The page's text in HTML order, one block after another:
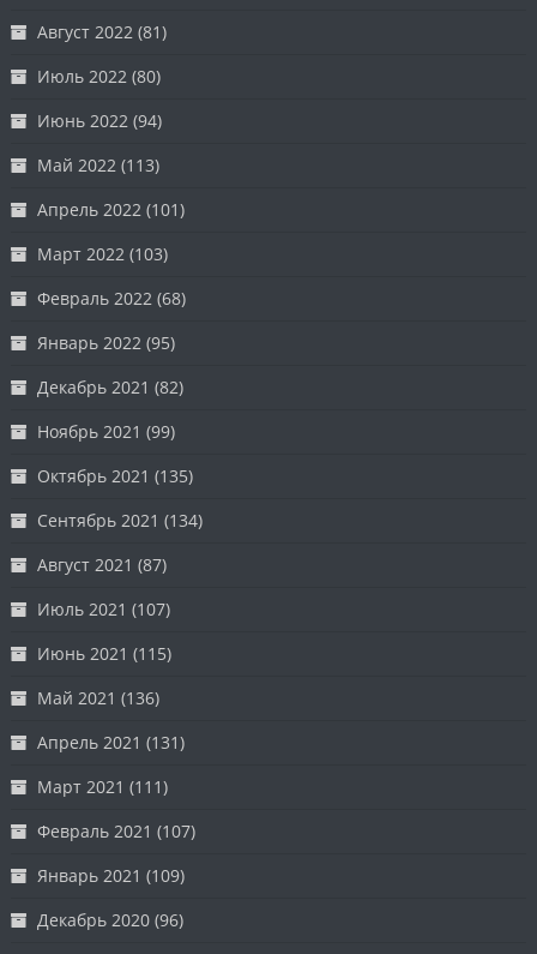
Август 2022 (81)
Июль 2022 (80)
Июнь 2022 (94)
Май 2022 (113)
Апрель 2022 (101)
Март 2022 (103)
Февраль 2022 (68)
Январь 2022 (95)
Декабрь 2021 (82)
Ноябрь 2021 (99)
Октябрь 2021 (135)
Сентябрь 2021 (134)
Август 2021 (87)
Июль 2021 (107)
Июнь 2021 (115)
Май 2021 (136)
Апрель 2021 (131)
Март 2021 (111)
Февраль 2021 (107)
Январь 2021 (109)
Декабрь 2020 (96)